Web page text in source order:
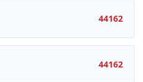
44162
44162